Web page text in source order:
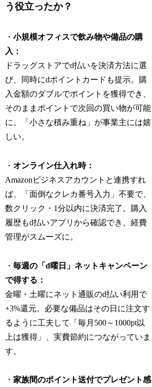
う役立ったか？
・小規模オフィスで飲み物や備品の購
入：
ドラッグストアでd払いを決済方法に選
び、同時にdポイントカードも提示。購
入金額のダブルでポイントを獲得でき、
そのままポイントで次回の買い物が可能
に。「小さな積み重ね」が事業主には嬉
しい。
・オンライン仕入れ時：
Amazonビジネスアカウントと連携すれ
ば、「面倒なクレカ番号入力」不要で、
数クリック・1分以内に決済完了。購入
履歴もd払いアプリから確認でき、経費
管理がスムーズに。
・毎週の「d曜日」ネットキャンペーン
で得する：
金曜・土曜にネット通販のd払い利用で
+3%還元。必要な備品はその日に注文す
るように工夫して「毎月500～1000pt以
上は獲得」、実費節約につながっていま
す。
・家族間のポイント送付でプレゼント感